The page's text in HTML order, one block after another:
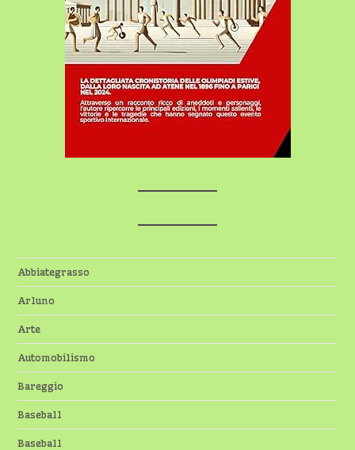
Abbiategrasso
Arluno
Arte
Automobilismo
Bareggio
Baseball
Baseball